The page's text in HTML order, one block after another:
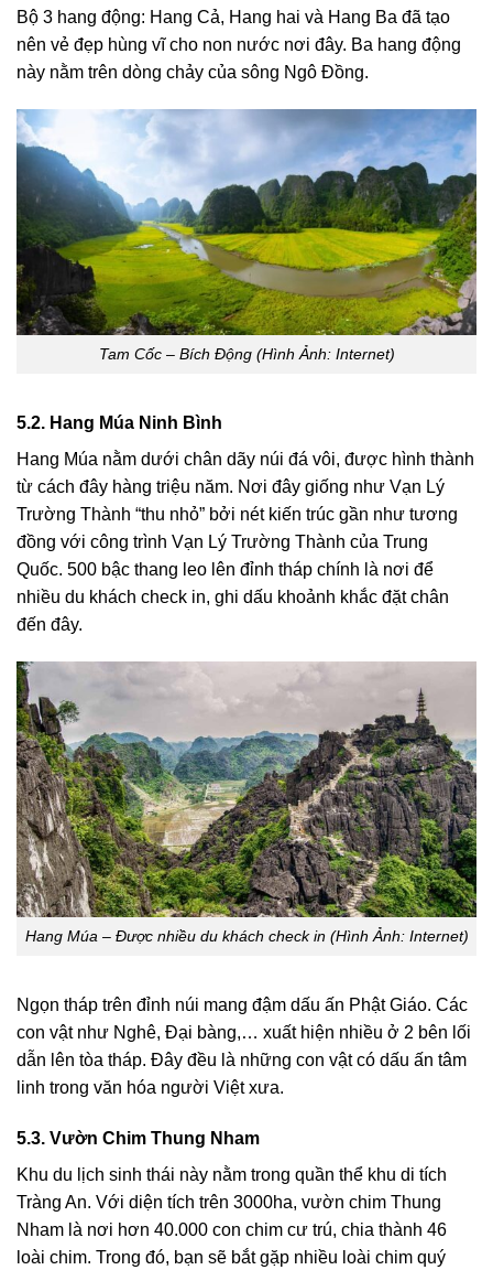
Bộ 3 hang động: Hang Cả, Hang hai và Hang Ba đã tạo
nên vẻ đẹp hùng vĩ cho non nước nơi đây. Ba hang động
này nằm trên dòng chảy của sông Ngô Đồng.
Tam Cốc – Bích Động (Hình Ảnh: Internet)
5.2. Hang Múa Ninh Bình
Hang Múa nằm dưới chân dãy núi đá vôi, được hình thành
từ cách đây hàng triệu năm. Nơi đây giống như Vạn Lý
Trường Thành “thu nhỏ” bởi nét kiến trúc gần như tương
đồng với công trình Vạn Lý Trường Thành của Trung
Quốc. 500 bậc thang leo lên đỉnh tháp chính là nơi để
nhiều du khách check in, ghi dấu khoảnh khắc đặt chân
đến đây.
Hang Múa – Được nhiều du khách check in (Hình Ảnh: Internet)
Ngọn tháp trên đỉnh núi mang đậm dấu ấn Phật Giáo. Các
con vật như Nghê, Đại bàng,… xuất hiện nhiều ở 2 bên lối
dẫn lên tòa tháp. Đây đều là những con vật có dấu ấn tâm
linh trong văn hóa người Việt xưa.
5.3. Vườn Chim Thung Nham
Khu du lịch sinh thái này nằm trong quần thể khu di tích
Tràng An. Với diện tích trên 3000ha, vườn chim Thung
Nham là nơi hơn 40.000 con chim cư trú, chia thành 46
loài chim. Trong đó, bạn sẽ bắt gặp nhiều loài chim quý